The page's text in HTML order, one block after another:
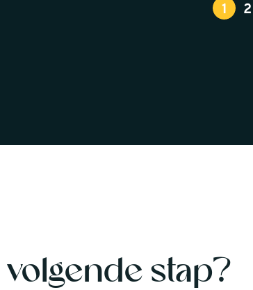
1 2
stap?